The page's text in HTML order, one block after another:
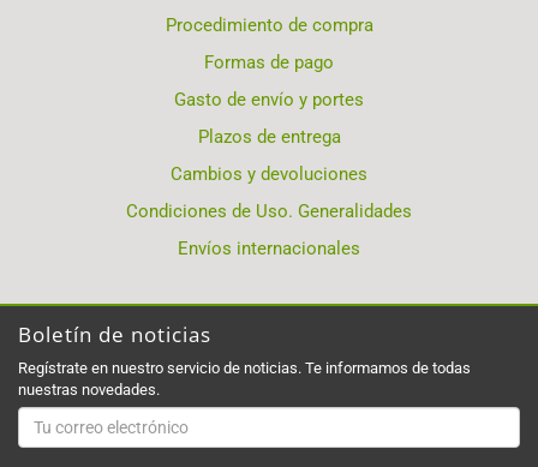
Procedimiento de compra
Formas de pago
Gasto de envío y portes
Plazos de entrega
Cambios y devoluciones
Condiciones de Uso. Generalidades
Envíos internacionales
Boletín de noticias
Regístrate en nuestro servicio de noticias. Te informamos de todas
nuestras novedades.